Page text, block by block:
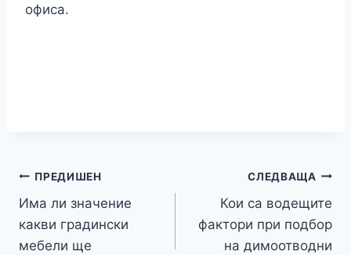
офиса.
Навигация
ПРЕДИШЕН
Има ли значение
какви градински
мебели ще
СЛЕДВАЩА
Кои са водещите
фактори при подбор
на димоотводни